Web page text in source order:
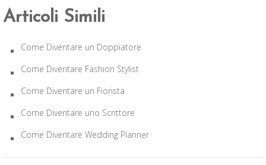
Articoli Simili
Come Diventare un Doppiatore
Come Diventare Fashion Stylist
Come Diventare un Fiorista
Come Diventare uno Scrittore
Come Diventare Wedding Planner